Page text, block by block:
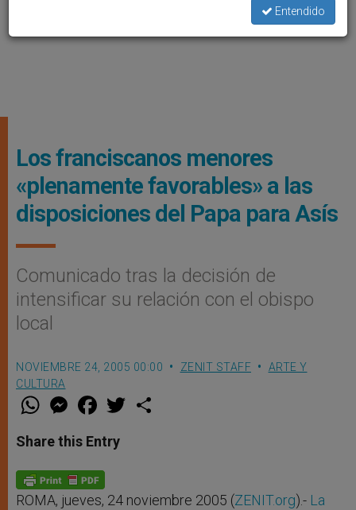
Los franciscanos menores
«plenamente favorables» a las
disposiciones del Papa para Asís
Comunicado tras la decisión de
intensificar su relación con el obispo
local
NOVIEMBRE 24, 2005 00:00 ZENIT STAFF
ARTE Y
CULTURA
W
t
s
p
p
M
e
s
e
g
e
r
F
a
e
b
o
k
w
Share this Entry
ROMA, jueves, 24 noviembre 2005 (ZENIT.org).- La
Entendido